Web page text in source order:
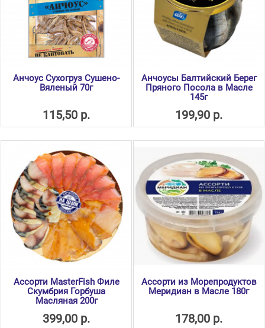
Анчоус Сухогруз Сушено-
Вяленый 70г
115,50 р.
Анчоусы Балтийский Берег
Пряного Посола в Масле
145г
199,90 р.
Ассорти MasterFish Филе
Скумбрия Горбуша
Масляная 200г
399,00 р.
Ассорти из Морепродуктов
Меридиан в Масле 180г
178,00 р.